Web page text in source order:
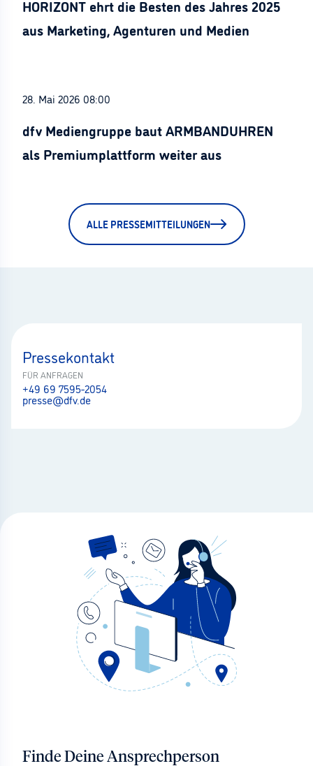
HORIZONT ehrt die Besten des Jahres 2025
aus Marketing, Agenturen und Medien
28. Mai 2026 08:00
dfv Mediengruppe baut ARMBANDUHREN
als Premiumplattform weiter aus
ALLE PRESSEMITTEILUNGEN
Pressekontakt
FÜR ANFRAGEN
+49 69 7595-2054
presse@dfv.de
Finde Deine Ansprechperson